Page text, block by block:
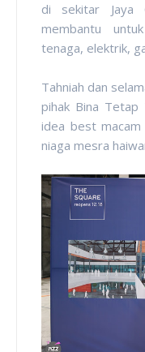
di sekitar Jaya
membantu
tenaga, elektrik,
Tahniah dan
pihak Bina Tetap
idea best macam
niaga mesra